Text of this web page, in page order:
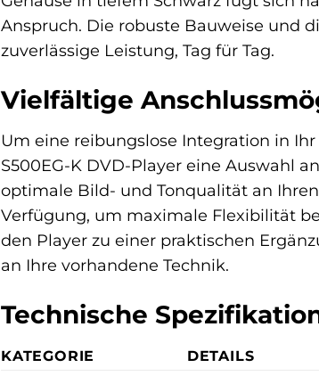
Anspruch. Die robuste Bauweise und
zuverlässige Leistung, Tag für Tag.
Vielfältige
Um eine reibungslose Integration in
S500EG-K DVD-Player eine Auswahl
optimale Bild- und Tonqualität an Ihren
Verfügung, um maximale Flexibilität
den Player zu einer praktischen
an Ihre vorhandene Technik.
Technische
KATEGORIE
DETAILS